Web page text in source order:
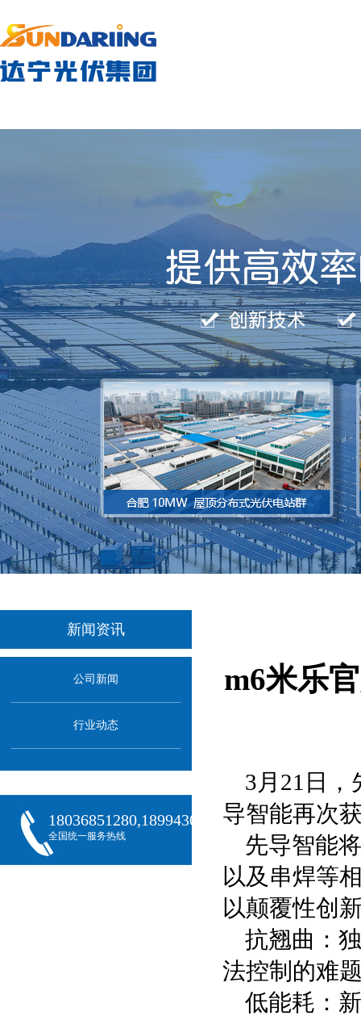
新闻资讯
公司新闻
行业动态
18036851280,18994301288,18068407382
全国统一服务热线
m6米乐
3月21日，
导智能再次
先导智能
以及串焊等
以颠覆性创
抗翘曲：
法控制的难
低能耗：